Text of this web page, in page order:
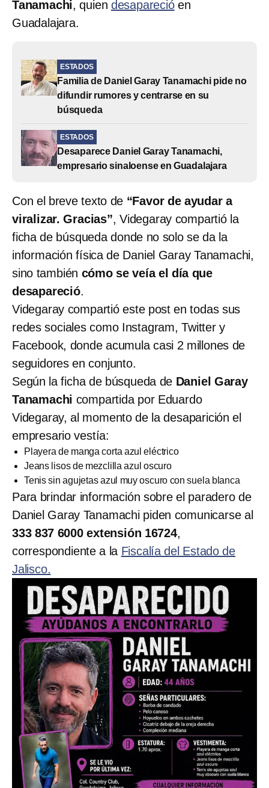
Tanamachi, quien desaparecióen
Guadalajara.
ESTADOS
Familia de Daniel Garay Tanamachi pide no
difundir rumores y centrarse en su
búsqueda
ESTADOS
Desaparece Daniel Garay Tanamachi,
empresario sinaloense en Guadalajara
Con el breve texto de “Favor de ayudar a
viralizar. Gracias”, Videgaray compartió la
ficha de búsqueda donde no solo se da la
información física de Daniel Garay Tanamachi,
sino también cómo se veía el día que
desapareció.
Videgaray compartió este post en todas sus
redes sociales como Instagram, Twitter y
Facebook, donde acumula casi 2 millones de
seguidores en conjunto.
Según la ficha de búsqueda de Daniel Garay
Tanamachi compartida por Eduardo
Videgaray, al momento de la desaparición el
empresario vestía:
Playera de manga corta azul eléctrico
Jeans lisos de mezclilla azul oscuro
Tenis sin agujetas azul muy oscuro con suela blanca
Para brindar información sobre el paradero de
Daniel Garay Tanamachi piden comunicarse al
333 837 6000 extensión 16724,
correspondiente a la Fiscalía del Estado de
Jalisco.